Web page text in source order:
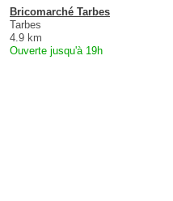
Bricomarché Tarbes
Tarbes
4.9 km
Ouverte jusqu'à 19h